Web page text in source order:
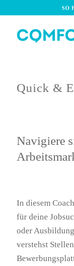
SO
Quick &
Navigiere
In diesem
für deine
oder
verstehst